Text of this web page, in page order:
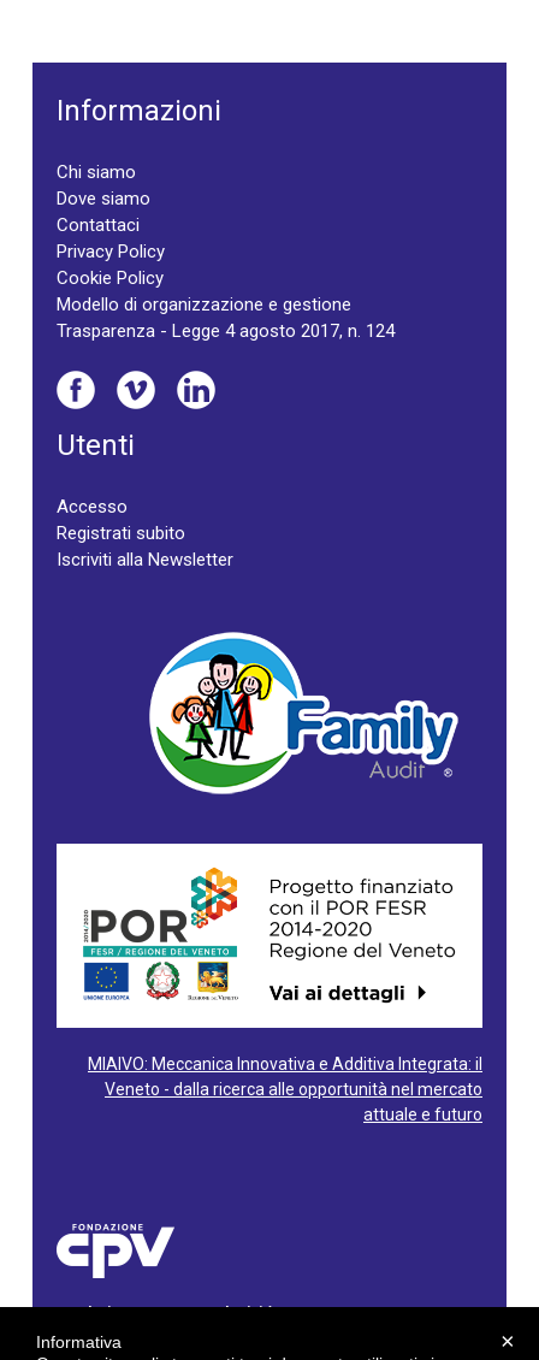
Informazioni
Chi siamo
Dove siamo
Contattaci
Privacy Policy
Cookie Policy
Modello di organizzazione e gestione
Trasparenza - Legge 4 agosto 2017, n. 124
Utenti
Accesso
Registrati subito
Iscriviti alla Newsletter
MIAIVO: Meccanica Innovativa e Additiva Integrata: il
Veneto - dalla ricerca alle opportunità nel mercato
attuale e futuro
Fondazione Centro Produttività Veneto
Via Gioacchino Rossini, 60 - 36100 Vicenza - Italy
Tel. 0444/960500 - Fax 0444/1932220
×
Informativa